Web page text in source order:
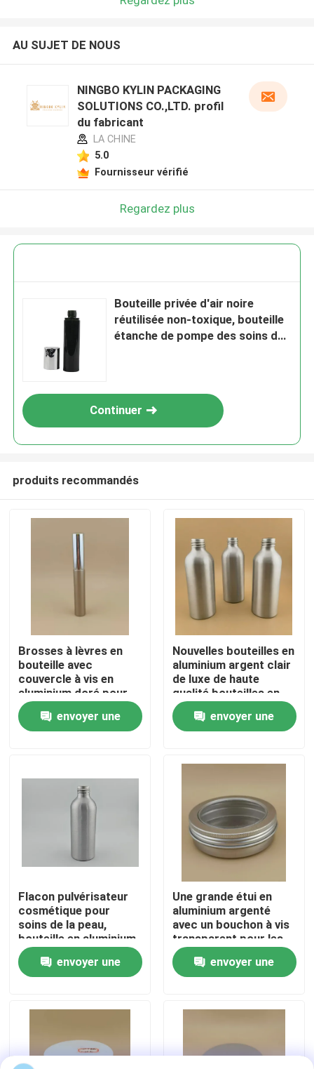
À la maison
Produits
Visite de l'usine
Nouvelles
Les affaires
Pulvérisateur de pompe de déclencheur
AU SUJET DE NOUS
NINGBO KYLIN PACKAGING
SOLUTIONS CO.,LTD. profil
du fabricant
LA CHINE
5.0
Fournisseur vérifié
Regardez plus
Bouteille privée d'air noire
réutilisée non-toxique, bouteille
étanche de pompe des soins de
Continuer
produits recommandés
Brosses à lèvres en
bouteille avec
couvercle à vis en
aluminium doré pour
femmes
envoyer une
Nouvelles bouteilles en
aluminium argent clair
de luxe de haute
qualité bouteilles en
aluminium cosmétique
envoyer une
Flacon pulvérisateur
cosmétique pour
soins de la peau,
bouteille en aluminium
de haute qualité
envoyer une
Une grande étui en
aluminium argenté
avec un bouchon à vis
transparent pour les
cosmétiques
envoyer une